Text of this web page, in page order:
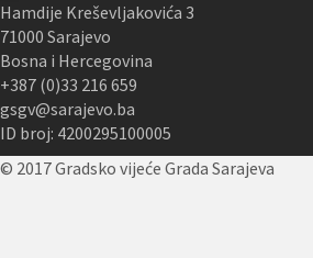
Hamdije Kreševljakovića 3
71000 Sarajevo
Bosna i Hercegovina
+387 (0)33 216 659
gsgv@sarajevo.ba
ID broj: 4200295100005
© 2017 Gradsko vijeće Grada Sarajeva